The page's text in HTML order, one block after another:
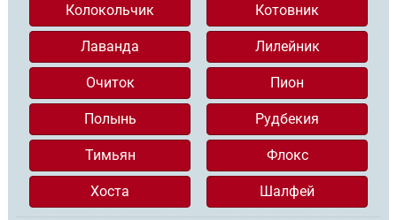
Колокольчик Котовник
Лаванда Лилейник
Очиток Пион
Полынь Рудбекия
Тимьян Флокс
Хоста Шалфей